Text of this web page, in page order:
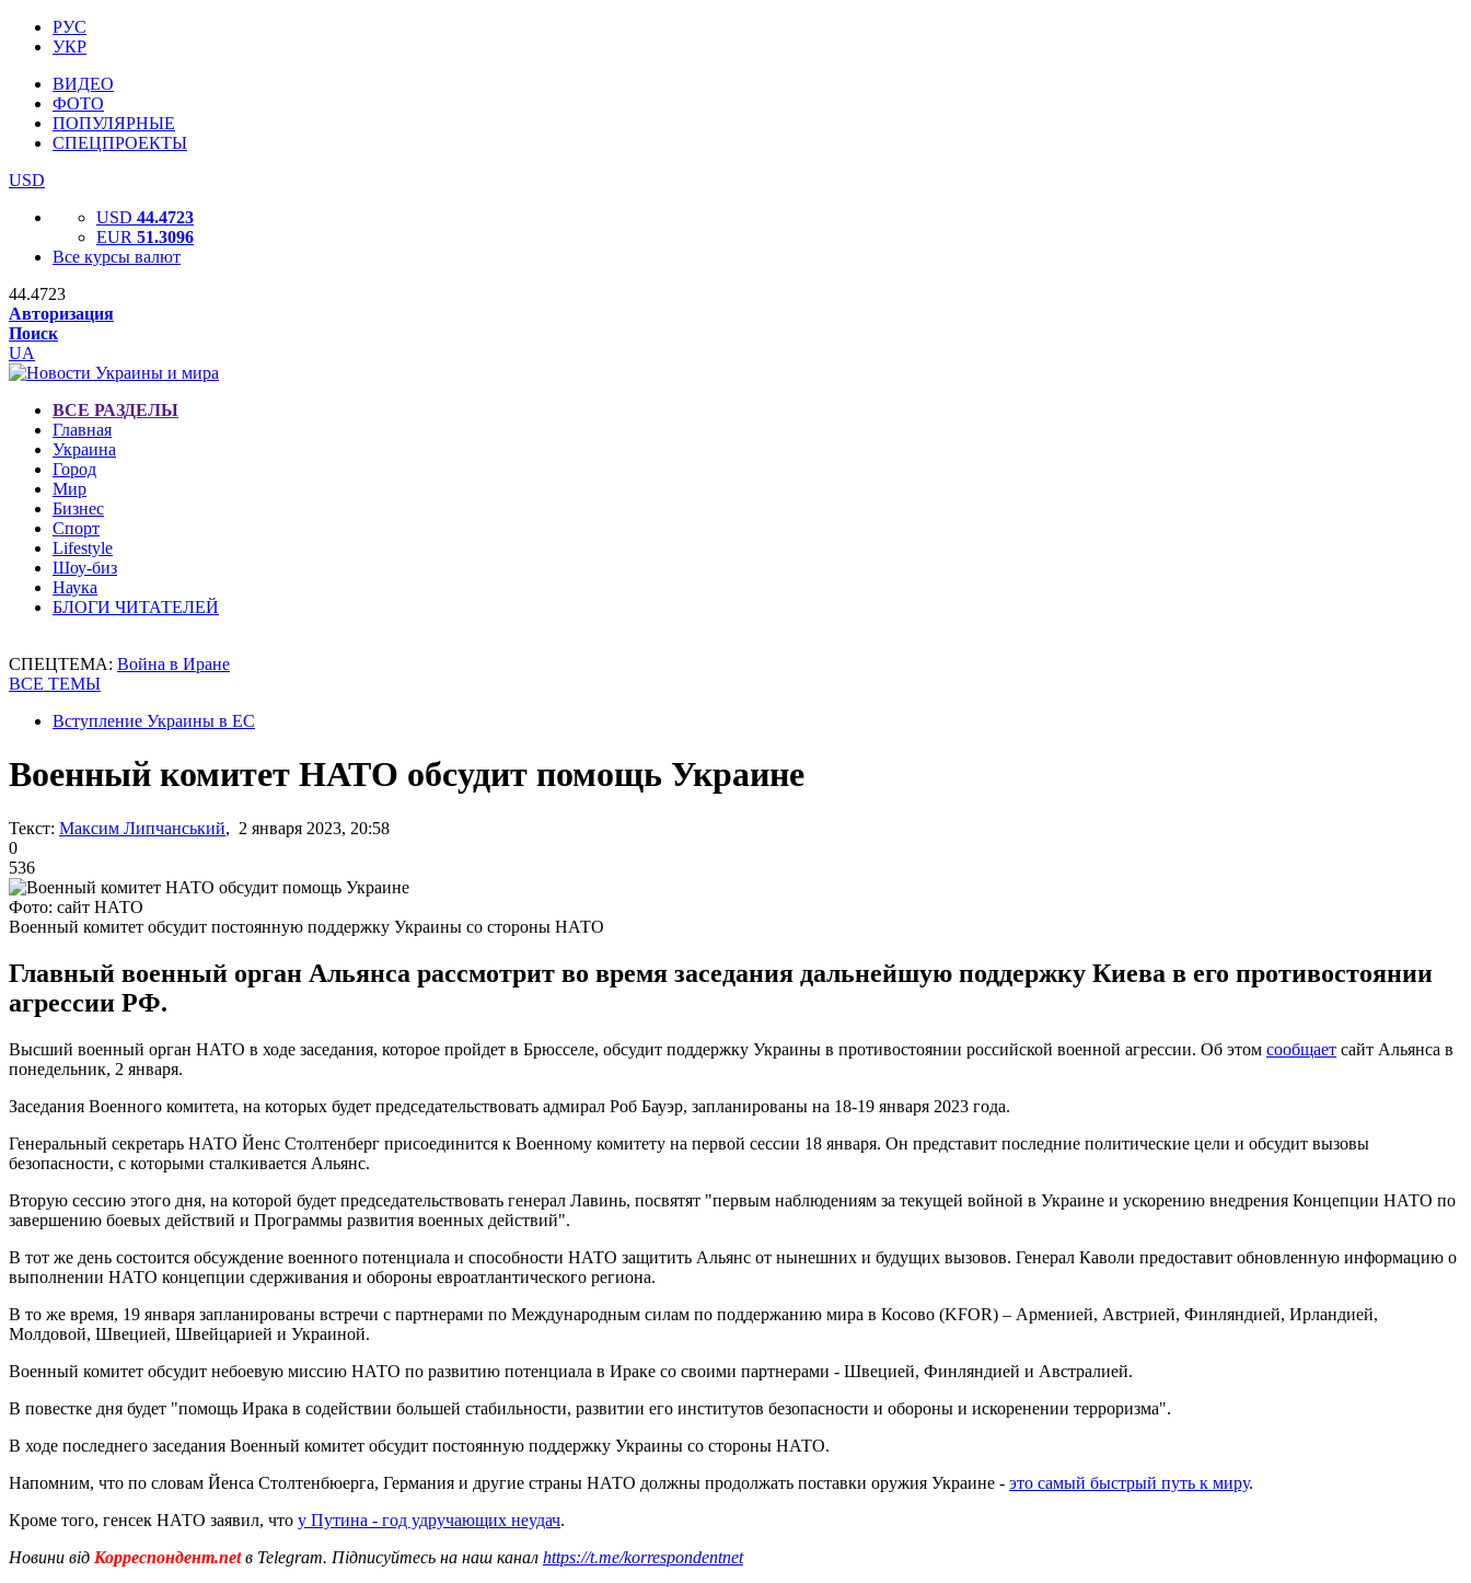
РУС
УКР
ВИДЕО
ФОТО
ПОПУЛЯРНЫЕ
СПЕЦПРОЕКТЫ
USD
USD 44.4723
EUR 51.3096
Все курсы валют
44.4723
Авторизация
Поиск
UA
ВСЕ РАЗДЕЛЫ
Главная
Украина
Город
Мир
Бизнес
Спорт
Lifestyle
Шоу-биз
Наука
БЛОГИ ЧИТАТЕЛЕЙ
СПЕЦТЕМА: Война в Иране
ВСЕ ТЕМЫ
Вступление Украины в ЕС
Военный комитет НАТО обсудит помощь Украине
Текст: Максим Липчанський, 2 января 2023, 20:58
0
536
Фото: сайт НАТО
Военный комитет обсудит постоянную поддержку Украины со стороны НАТО
Главный военный орган Альянса рассмотрит во время заседания дальнейшую поддержку Киева в его противостоянии
агрессии РФ.
Высший военный орган НАТО в ходе заседания, которое пройдет в Брюсселе, обсудит поддержку Украины в противостоянии российской военной агрессии. Об этом сообщает сайт Альянса в
понедельник, 2 января.
Заседания Военного комитета, на которых будет председательствовать адмирал Роб Бауэр, запланированы на 18-19 января 2023 года.
Генеральный секретарь НАТО Йенс Столтенберг присоединится к Военному комитету на первой сессии 18 января. Он представит последние политические цели и обсудит вызовы
безопасности, с которыми сталкивается Альянс.
Вторую сессию этого дня, на которой будет председательствовать генерал Лавинь, посвятят "первым наблюдениям за текущей войной в Украине и ускорению внедрения Концепции НАТО по
завершению боевых действий и Программы развития военных действий".
В тот же день состоится обсуждение военного потенциала и способности НАТО защитить Альянс от нынешних и будущих вызовов. Генерал Каволи предоставит обновленную информацию о
выполнении НАТО концепции сдерживания и обороны евроатлантического региона.
В то же время, 19 января запланированы встречи с партнерами по Международным силам по поддержанию мира в Косово (KFOR) – Арменией, Австрией, Финляндией, Ирландией,
Молдовой, Швецией, Швейцарией и Украиной.
Военный комитет обсудит небоевую миссию НАТО по развитию потенциала в Ираке со своими партнерами - Швецией, Финляндией и Австралией.
В повестке дня будет "помощь Ирака в содействии большей стабильности, развитии его институтов безопасности и обороны и искоренении терроризма".
В ходе последнего заседания Военный комитет обсудит постоянную поддержку Украины со стороны НАТО.
Напомним, что по словам Йенса Столтенбюерга, Германия и другие страны НАТО должны продолжать поставки оружия Украине - это самый быстрый путь к миру.
Кроме того, генсек НАТО заявил, что у Путина - год удручающих неудач.
Новини від Корреспондент.netв Telegram. Підписуйтесь на наш канал https://t.me/korrespondentnet